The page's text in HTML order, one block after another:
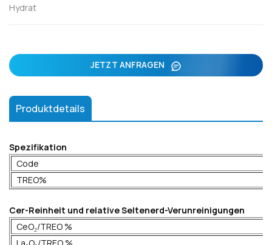
Hydrat
JETZT ANFRAGEN
Produktdetails
Spezifikation
Code
TREO%
Cer-Reinheit und relative Seltenerd-Verunreinigungen
CeO₂/TREO %